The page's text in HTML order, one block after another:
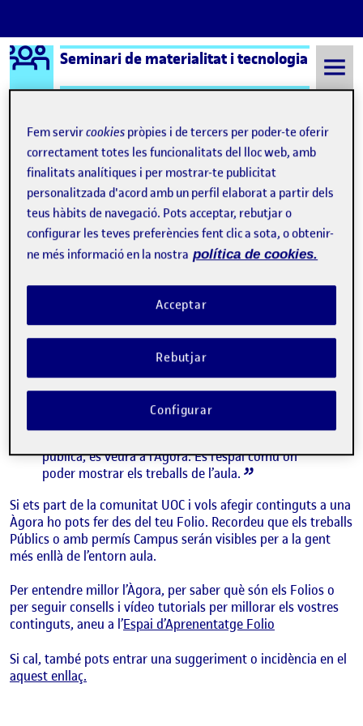
Saltar al contingut
Logo Ágora
Seminari de materialitat i tecnologia
Semestre 20222 - Aula 1 Què és una Àgora?
Què és una Àgora?
Visibilitat:
Públic-Data de publicació
17 Set. 20198 setembre, 2021 3:32 pm
Hola! :D Aquesta pàgina de presentació s’ha generat
Una Àgora pertany a una aula de la UOC i recull
els continguts que els i les estudiants publiquen
als seus espais personals, anomenats Folios. Si
els i les companyes publiquen una activitat,
l’associen a una activitat de l’aula i li donen
pública, es veurà a l’Àgora. És l’espai comú on
poder mostrar els treballs de l’aula.
Si ets part de la comunitat UOC i vols afegir continguts a una
Àgora ho pots fer des del teu Folio. Recordeu que els treballs
Públics o amb permís Campus serán visibles per a la gent
més enllà de l’entorn aula.
Per entendre millor l’Àgora, per saber què són els Folios o
per seguir consells i vídeo tutorials per millorar els vostres
continguts, aneu a l’Espai d’Aprenentatge Folio
Si cal, també pots entrar una suggeriment o incidència en el
aquest enllaç.
Fem servircookies pròpies i de tercers per poder-te oferir
correctament totes les funcionalitats del lloc web, amb
finalitats analítiques i per mostrar-te publicitat
personalitzada d'acord amb un perfil elaborat a partir dels
teus hàbits de navegació. Pots acceptar, rebutjar o
configurar les teves preferències fent clic a sota, o obtenir-
ne més informació en la nostra política de cookies.
Rebutjar
Acceptar
Configurar